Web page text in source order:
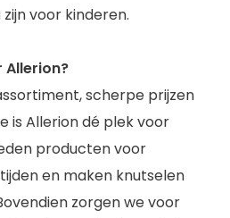
voor kinderen.
Allerion?
scherpe prijzen
is Allerion dé plek voor
producten voor
en maken knutselen
zorgen we voor